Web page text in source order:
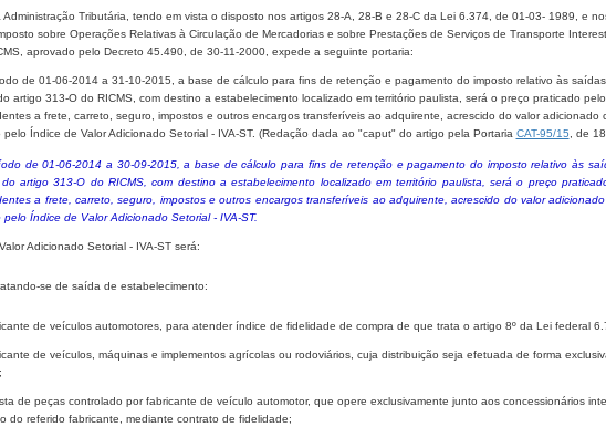
Administração Tributária, tendo em vista o disposto nos artigos 28-A, 28-B e 28-C da Lei 6.374, de 01-03- 1989, e
sobre Operações Relativas à Circulação de Mercadorias e sobre Prestações de Serviços de Transporte
aprovado pelo Decreto 45.490, de 30-11-2000, expede a seguinte portaria:
de 01-06-2014 a 31-10-2015, a base de cálculo para fins de retenção e pagamento do imposto relativo às
artigo 313-O do RICMS, com destino a estabelecimento localizado em território paulista, será o preço praticado
a frete, carreto, seguro, impostos e outros encargos transferíveis ao adquirente, acrescido do valor adicionado
Índice de Valor Adicionado Setorial - IVA-ST. (Redação dada ao "caput" do artigo pela Portaria CAT-95/15 , de
de 01-06-2014 a 30-09-2015, a base de cálculo para fins de retenção e pagamento do imposto relativo às
artigo 313-O do RICMS, com destino a estabelecimento localizado em território paulista, será o preço
a frete, carreto, seguro, impostos e outros encargos transferíveis ao adquirente, acrescido do valor
Índice de Valor Adicionado Setorial - IVA-ST.
Adicionado Setorial - IVA-ST será:
se de saída de estabelecimento:
de veículos automotores, para atender índice de fidelidade de compra de que trata o artigo 8º da Lei federal
de veículos, máquinas e implementos agrícolas ou rodoviários, cuja distribuição seja efetuada de forma
de peças controlado por fabricante de veículo automotor, que opere exclusivamente junto aos concessionários
do referido fabricante, mediante contrato de fidelidade;